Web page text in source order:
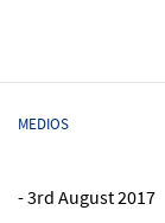
MEDIOS
-3rd August 2017